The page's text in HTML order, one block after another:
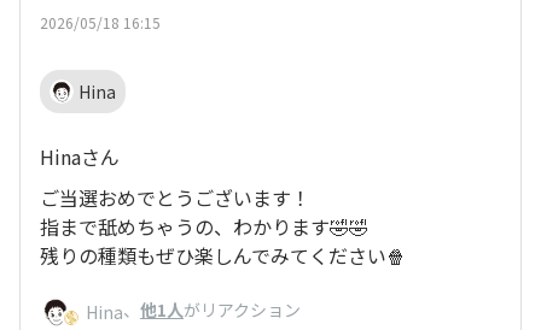
2026/05/18 16:15
Hina
Hinaさん
ご当選おめでとうございます！
指まで舐めちゃうの、わかります🤣🤣
残りの種類もぜひ楽しんでみてください🍿
Hina、 他1人がリアクション